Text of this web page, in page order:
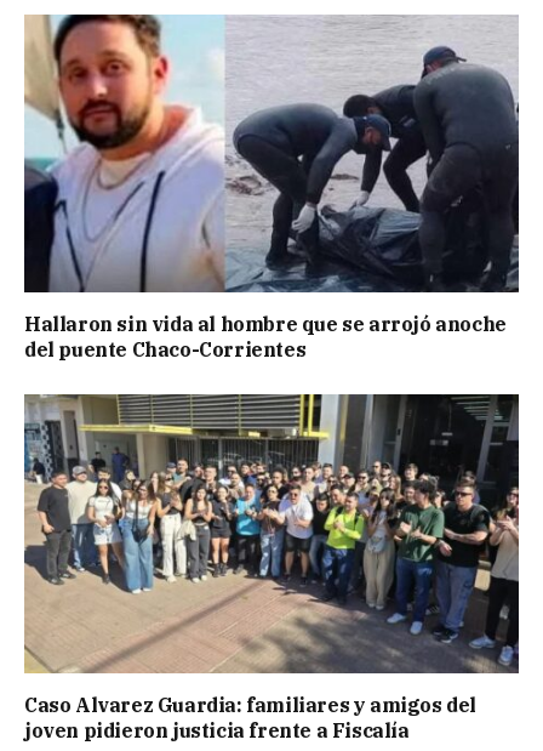
Hallaron sin vida al hombre que se arrojó anoche
del puente Chaco-Corrientes
Caso Alvarez Guardia: familiares y amigos del
joven pidieron justicia frente a Fiscalía